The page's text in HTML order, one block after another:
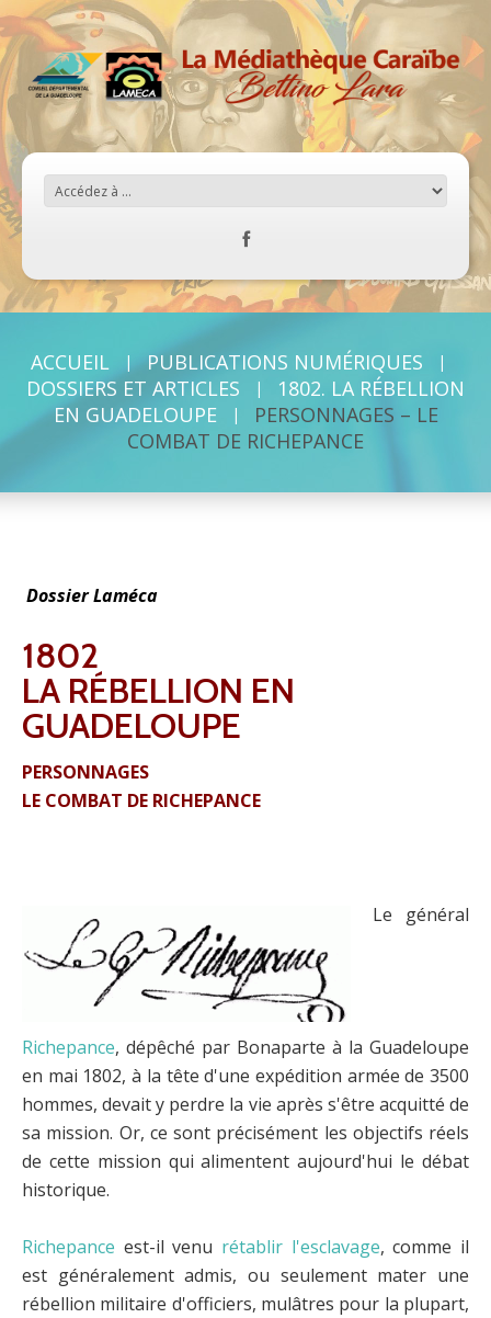
ACCUEIL
PUBLICATIONS NUMÉRIQUES
DOSSIERS ET ARTICLES
1802. LA RÉBELLION
EN GUADELOUPE
PERSONNAGES – LE
COMBAT DE RICHEPANCE
Dossier Laméca
1802
LA RÉBELLION EN
GUADELOUPE
PERSONNAGES
LE COMBAT DE RICHEPANCE
Le général
Richepance, dépêché par Bonaparte à la Guadeloupe
en mai 1802, à la tête d'une expédition armée de 3500
hommes, devait y perdre la vie après s'être acquitté de
sa mission. Or, ce sont précisément les objectifs réels
de cette mission qui alimentent aujourd'hui le débat
historique.
Richepance est-il venu rétablir l'esclavage, comme il
est généralement admis, ou seulement mater une
rébellion militaire d'officiers, mulâtres pour la plupart,